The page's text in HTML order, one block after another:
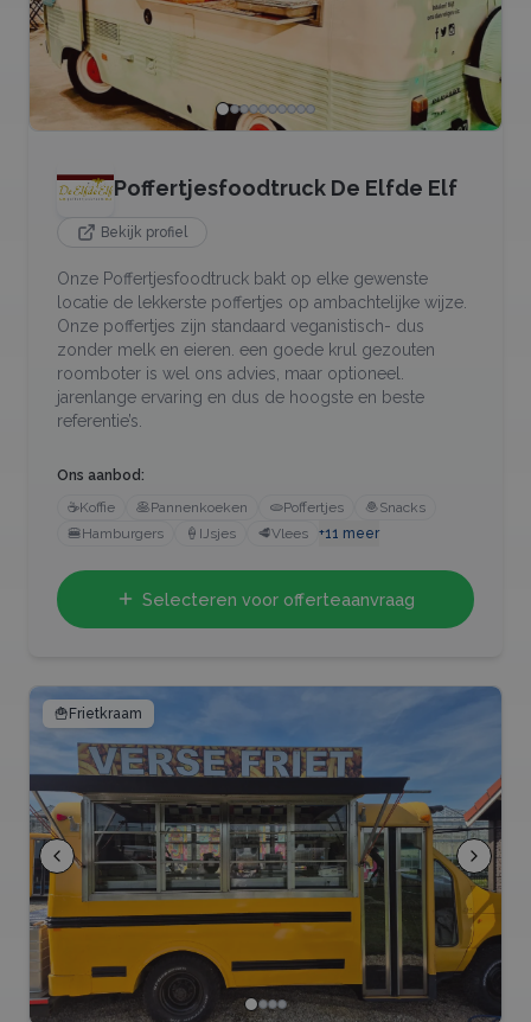
Poffertjesfoodtruck De Elfde Elf
Bekijk profiel
Onze Poffertjesfoodtruck bakt op elke gewenste
locatie de lekkerste poffertjes op ambachtelijke wijze.
Onze poffertjes zijn standaard veganistisch- dus
zonder melk en eieren. een goede krul gezouten
roomboter is wel ons advies, maar optioneel.
jarenlange ervaring en dus de hoogste en beste
referentie’s.
Ons aanbod:
☕Koffie 🥞Pannenkoeken 🫓Poffertjes 🧆Snacks
🍔Hamburgers 🍦 IJsjes 🥩Vlees +11 meer
Selecteren voor offerteaanvraag
🍟Frietkraam